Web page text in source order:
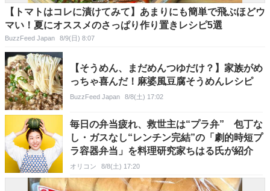
【トマトはコレに漬けてみて】あまりにも簡単で飛ぶほどウ
マい！夏にオススメのさっぱり作り置きレシピ5選
BuzzFeed Japan 8/9(日) 8:07
【そうめん、まだめんつゆだけ？】家族がめ
っちゃ喜んだ！麻婆風豆腐そうめんレシピ
BuzzFeed Japan 8/8(土) 17:02
毎日の弁当疲れ、救世主は“プラ弁” 包丁な
し・ガスなし“レンチン完結”の「劇的時短プ
ラ容器弁当」を料理研究家ちはる氏が紹介
オリコン 8/8(土) 17:20